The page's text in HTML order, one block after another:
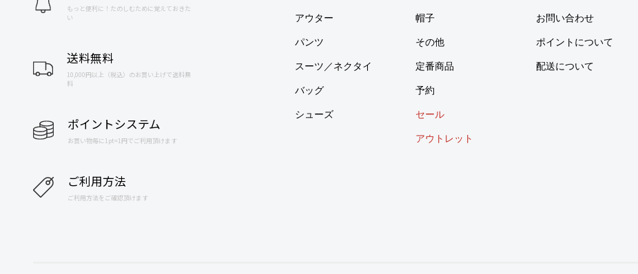
もっと便利に！たのしむために覚えておきた
い
送料無料
10,000円以上（税込）のお買い上げで送料無
料
ポイントシステム
お買い物毎に1pt=1円でご利用頂けます
ご利用方法
ご利用方法をご確認頂けます
アウター
パンツ
スーツ／ネクタイ
バッグ
シューズ
帽子
その他
定番商品
予約
セール
アウトレット
お問い合わせ
ポイントについて
配送について